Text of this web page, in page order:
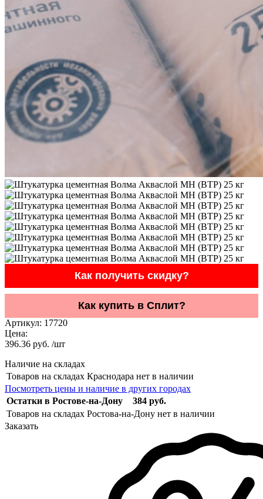
Как получить скидку?
Как купить в Сплит?
Артикул: 17720
Цена:
396.36 руб. /шт
Наличие на складах
Товаров на складах Краснодара нет в наличии
Посмотреть цены и наличие в других городах
Остатки в Ростове-на-Дону
384 руб.
Товаров на складах Ростова-на-Дону нет в наличии
Заказать